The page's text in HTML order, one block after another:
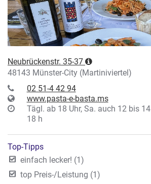
Neubrückenstr. 35-37
48143 Münster-City (Martiniviertel)
02 51-4 42 94
www.pasta-e-basta.ms
Tägl. ab 18 Uhr, Sa. auch 12 bis
18 h
Top-Tipps
einfach lecker! (1)
top Preis-/Leistung (1)